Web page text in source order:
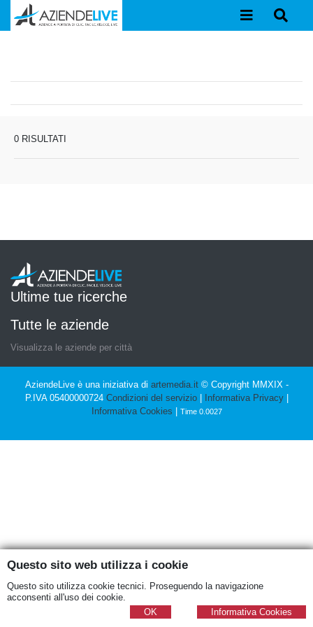
0 RISULTATI
Ultime tue ricerche
Tutte le aziende
Visualizza le aziende per città
AziendeLive è una iniziativa di artemedia.it© Copyright MMXIX -
P.IVA 05400000724 Condizioni del servizio| Informativa Privacy|
Informativa Cookies | Time 0.0027
Questo sito web utilizza i cookie
Questo sito utilizza cookie tecnici. Proseguendo la navigazione
acconsenti all'uso dei cookie.
Informativa Cookies
OK